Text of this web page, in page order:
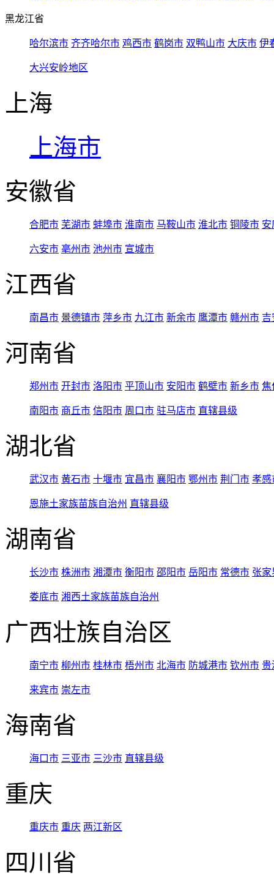
黑龙江省
哈尔滨市 齐齐哈尔市 鸡西市 鹤岗市 双鸭山市 大庆市 伊
大兴安岭地区
上海
上海市
安徽省
合肥市 芜湖市 蚌埠市 淮南市 马鞍山市 淮北市 铜陵市 安
六安市 亳州市 池州市 宣城市
江西省
南昌市 景德镇市 萍乡市 九江市 新余市 鹰潭市 赣州市 吉
河南省
郑州市 开封市 洛阳市 平顶山市 安阳市 鹤壁市 新乡市 焦
南阳市 商丘市 信阳市 周口市 驻马店市 直辖县级
湖北省
武汉市 黄石市 十堰市 宜昌市 襄阳市 鄂州市 荆门市 孝感
恩施土家族苗族自治州 直辖县级
湖南省
长沙市 株洲市 湘潭市 衡阳市 邵阳市 岳阳市 常德市 张家
娄底市 湘西土家族苗族自治州
广西壮族自治区
南宁市 柳州市 桂林市 梧州市 北海市 防城港市 钦州市 贵
来宾市 崇左市
海南省
海口市 三亚市 三沙市 直辖县级
重庆
重庆市 重庆 两江新区
四川省